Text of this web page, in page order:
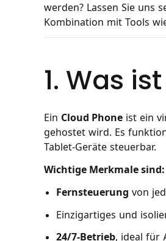
werden? Lassen Sie uns
Kombination mit Tools
1. Was
Ein Cloud Phone ist ein
gehostet wird. Es
Tablet-Geräte steuerbar.
Wichtige Merkmale sind:
Fernsteuerung von
Einzigartiges und
24/7-Betrieb, ideal für